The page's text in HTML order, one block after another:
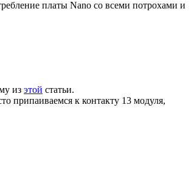
платы Nano со всеми потрохами и
из этой статьи.
припаиваемся к контакту 13 модуля,